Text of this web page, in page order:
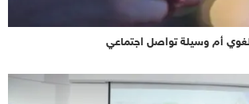
أم وسيلة تواصل اجتماعي